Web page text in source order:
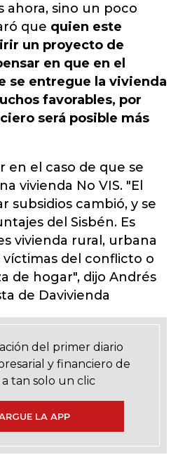
ahora, sino un poco
que quien este
un proyecto de
en que en el
se entregue la vivienda
favorables, por
será posible más
en el caso de que se
vivienda No VIS. "El
subsidios cambió, y se
del Sisbén. Es
vivienda rural, urbana
víctimas del conflicto o
de hogar", dijo Andrés
de Davivienda
del primer diario
y financiero de
tan solo un clic
LA APP